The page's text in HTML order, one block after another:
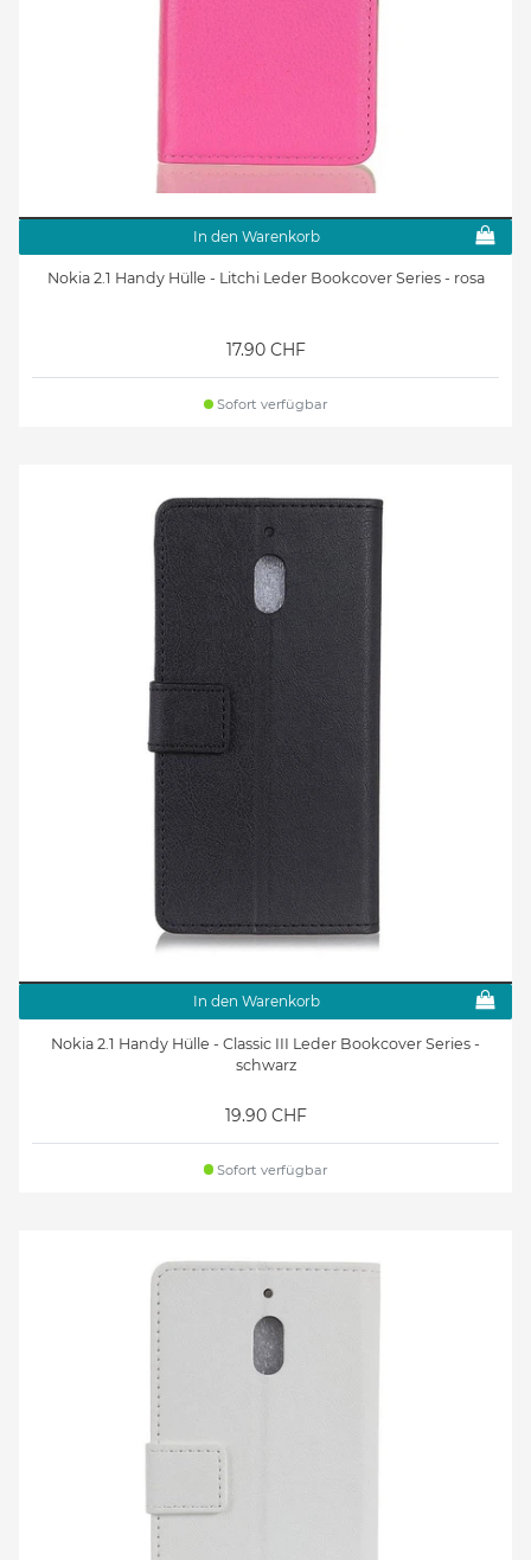
In den Warenkorb
Nokia 2.1 Handy Hülle - Litchi Leder Bookcover Series - rosa
17.90 CHF
Sofort verfügbar
In den Warenkorb
Nokia 2.1 Handy Hülle - Classic III Leder Bookcover Series -
schwarz
19.90 CHF
Sofort verfügbar